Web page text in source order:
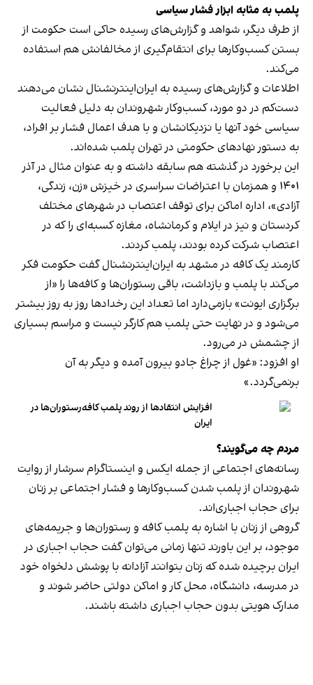
پلمب به مثابه ابزار فشار سیاسی
از طرف دیگر، شواهد و گزارش‌های رسیده حاکی است حکومت از
بستن کسب‌وکارها برای انتقام‌گیری از مخالفانش هم استفاده
می‌کند.
اطلاعات و گزارش‌های رسیده به ایران‌اینترنشنال نشان می‌دهند
دست‌کم در دو مورد، کسب‌وکار شهروندان به دلیل فعالیت
سیاسی خود آنها یا نزدیکانشان و با هدف اعمال فشار بر افراد،
به دستور نهادهای حکومتی در تهران پلمب شده‌اند.
این برخورد در گذشته هم سابقه داشته و به عنوان مثال در آذر
۱۴۰۱ و همزمان با اعتراضات سراسری در خیزش «زن، زندگی،
آزادی»، اداره اماکن برای توقف اعتصاب در شهرهای مختلف
کردستان و نیز در ایلام و کرمانشاه، مغازه کسبه‌ای را که در
اعتصاب شرکت کرده بودند، پلمب کردند.
کارمند یک کافه در مشهد به ایران‌اینترنشنال گفت حکومت فکر
می‌کند با پلمب و بازداشت، باقی رستوران‌ها و کافه‌ها را «از
برگزاری ایونت» بازمی‌دارد اما تعداد این رخدادها روز به روز بیشتر
می‌شود و در نهایت حتی پلمب هم کارگر نیست و مراسم بسیاری
از چشمش در می‌رود.
او افزود: «غول از چراغ جادو بیرون آمده و دیگر به آن
برنمی‎‌گردد.»
افزایش انتقادها از روند پلمب کافه‌رستوران‌ها در
ایران
مردم چه می‌گویند؟
رسانه‎‌های اجتماعی از جمله ایکس و اینستاگرام سرشار از روایت
شهروندان از پلمب شدن کسب‌وکارها و فشار اجتماعی بر زنان
برای حجاب اجباری‌اند.
گروهی از زنان با اشاره به پلمب کافه و رستوران‌ها و جریمه‌های
موجود، بر این باورند تنها زمانی می‌توان گفت حجاب اجباری در
ایران برچیده شده که زنان بتوانند آزادانه با پوشش دلخواه خود
در مدرسه، دانشگاه، محل کار و اماکن دولتی حاضر شوند و
مدارک هویتی بدون حجاب اجباری داشته باشند.